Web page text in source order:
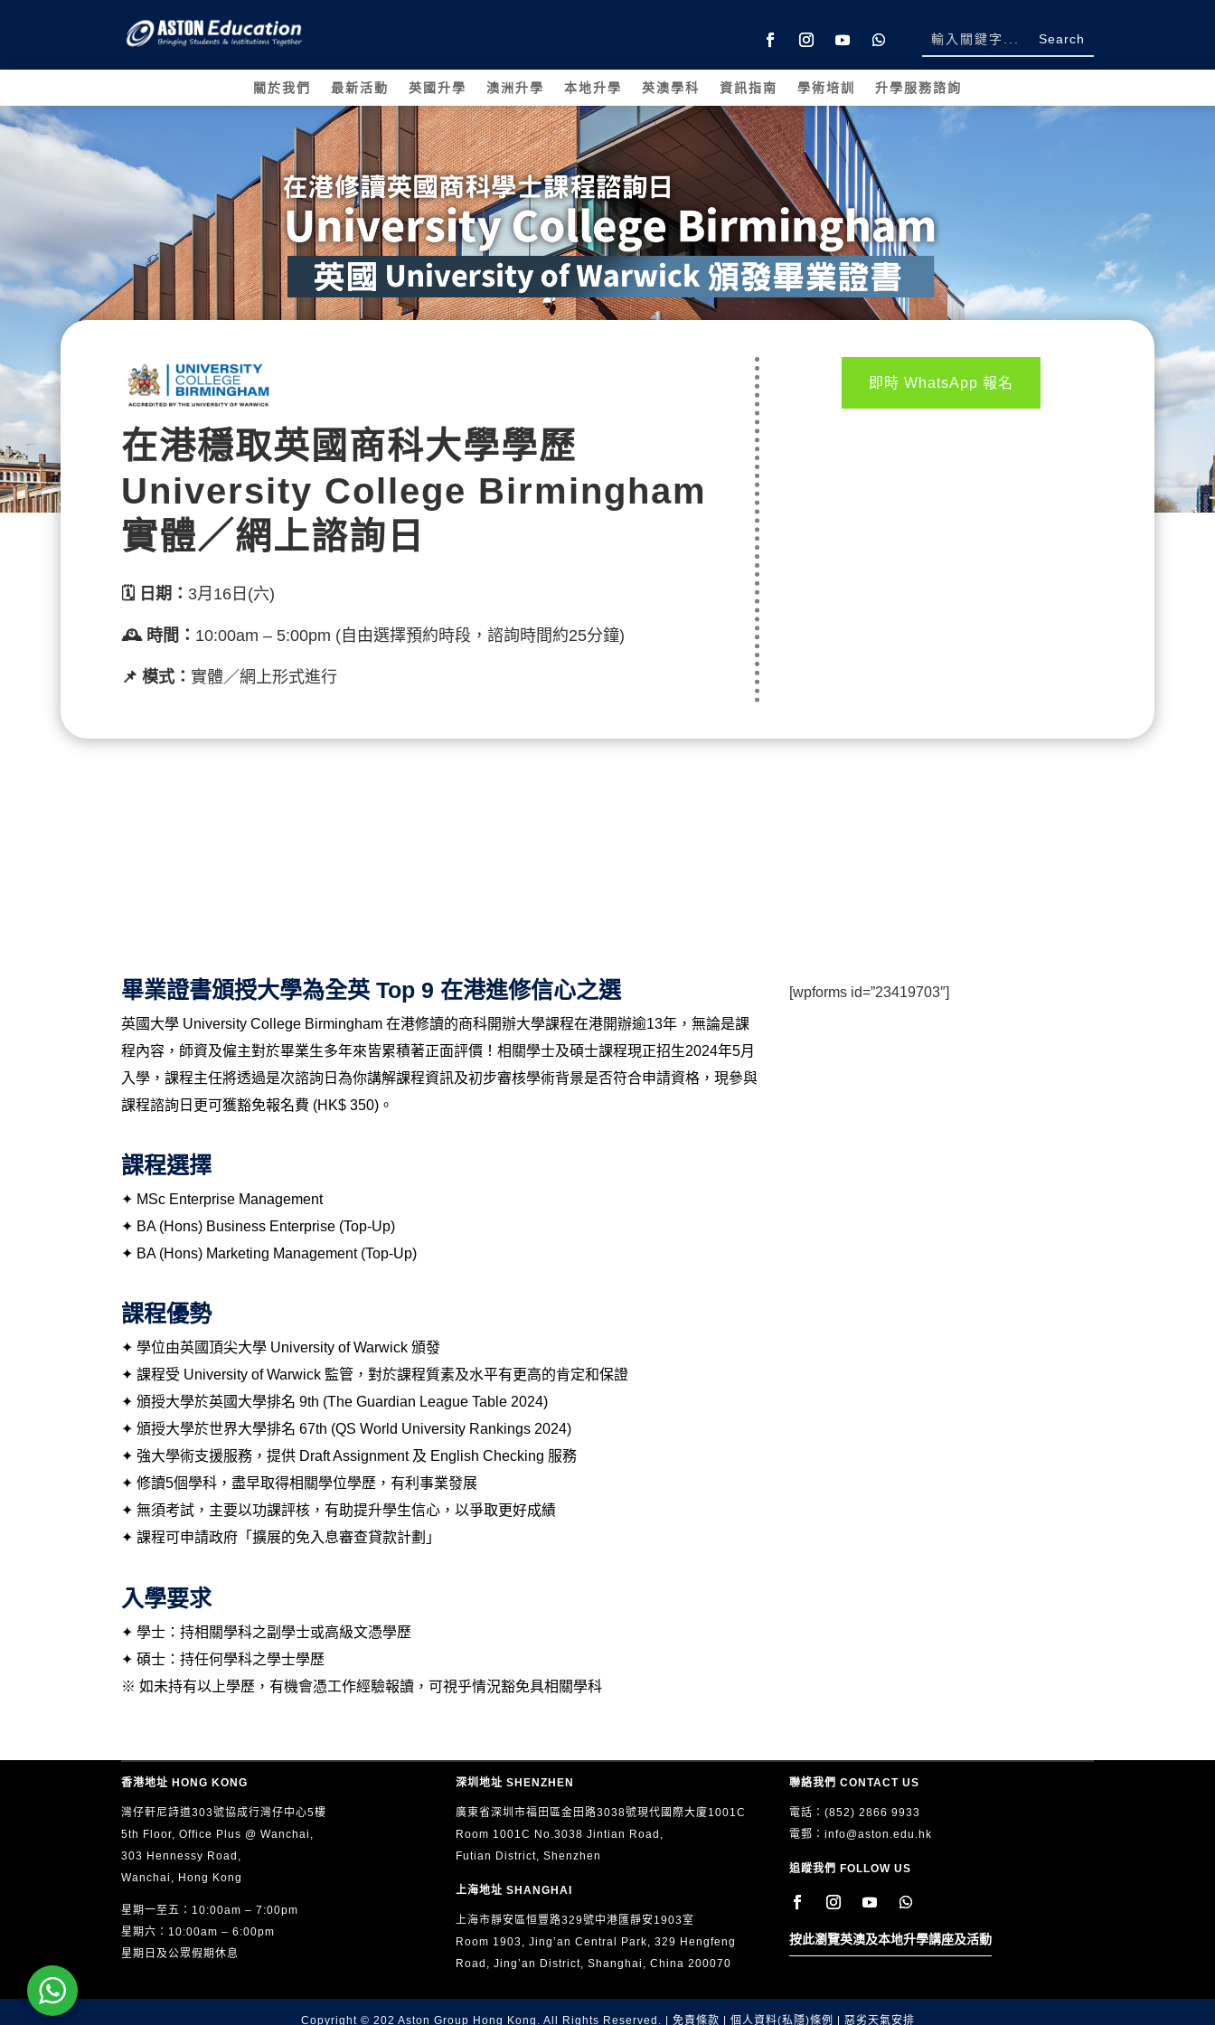
關於我們 最新活動 英國升學 澳洲升學 本地升學 英澳學科 資訊指南 學術培訓 升學服務諮詢
在港穩取英國商科大學學歷
University College Birmingham
實體／網上諮詢日
🗓️ 日期： 3月16日(六)
🕰️ 時間： 10:00am – 5:00pm (自由選擇預約時段，諮詢時間約25分鐘)
📌 模式： 實體／網上形式進行
即時 WhatsApp 報名
畢業證書頒授大學為全英 Top 9 在港進修信心之選
英國大學 University College Birmingham 在港修讀的商科開辦大學課程在港開辦逾13年，無論是課
程內容，師資及僱主對於畢業生多年來皆累積著正面評價​！相關學士及碩士課程現正招生2024年5月
入學，課程主任將透過是次諮詢日為你講解課程資訊及初步審核學術背景是否符合申請資格，現參與
課程諮詢日更可獲豁免報名費 (HK$ 350)。
課程選擇
✦ MSc Enterprise Management
✦ BA (Hons) Business Enterprise (Top-Up)
✦ BA (Hons) Marketing Management (Top-Up)
課程優勢
✦ 學位由英國頂尖大學 University of Warwick 頒發
✦ 課程受 University of Warwick 監管，對於課程質素及水平有更高的肯定和保證
✦ 頒授大學於英國大學排名 9th (The Guardian League Table 2024)
✦ 頒授大學於世界大學排名 67th (QS World University Rankings 2024​)
✦ 強大學術支援服務，提供 Draft Assignment 及 English Checking 服務​
✦ 修讀5個學科，盡早取得相關學位學歷，有利事業發展
✦ 無須考試，​主要以功課評核，有助提升學生信心，以爭取更好成績
✦ 課程可申請政府「擴展的免入息審查貸款計劃」
入學要求
✦ 學士：持相關學科之副學士或高級文憑學歷
✦ 碩士：持任何學科之學士學歷
※ 如未持有以上學歷，有機會憑工作經驗報讀，可視乎情況豁免具相關學科
[wpforms id=”23419703″]
香港地址 HONG KONG
灣仔軒尼詩道303號協成行灣仔中心5樓
5th Floor, Office Plus @ Wanchai,
303 Hennessy Road,
Wanchai, Hong Kong
星期一至五：10:00am – 7:00pm
星期六：10:00am – 6:00pm
星期日及公眾假期休息
深圳地址 SHENZHEN
廣東省深圳市福田區金田路3038號現代國際大廈1001C
Room 1001C No.3038 Jintian Road,
Futian District, Shenzhen
上海地址 SHANGHAI
上海市靜安區恒豐路329號中港匯靜安1903室
Room 1903, Jing’an Central Park, 329 Hengfeng
Road, Jing’an District, Shanghai, China 200070
聯絡我們 CONTACT US
電話：(852) 2866 9933
電郵： info@aston.edu.hk
追蹤我們 FOLLOW US
按此瀏覽英澳及本地升學講座及活動
Copyright © 202 Aston Group Hong Kong. All Rights Reserved. | 免責條款 個人資料(私隱)條例 惡劣天氣安排